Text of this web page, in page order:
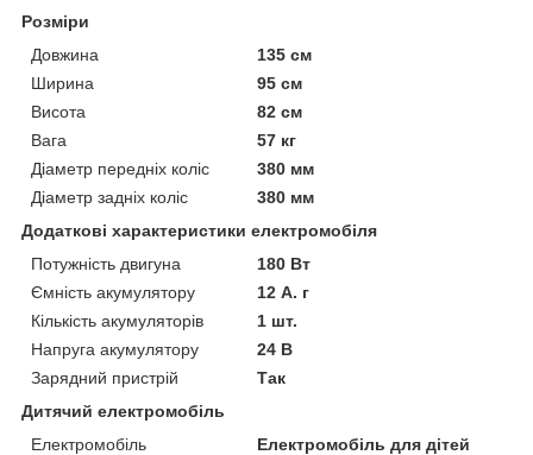
Розміри
Довжина
135 см
Ширина
95 см
Висота
82 см
Вага
57 кг
Діаметр передніх коліс
380 мм
Діаметр задніх коліс
380 мм
Додаткові характеристики електромобіля
Потужність двигуна
180 Вт
Ємність акумулятору
12 А. г
Кількість акумуляторів
1 шт.
Напруга акумулятору
24 В
Зарядний пристрій
Так
Дитячий електромобіль
Електромобіль
Електромобіль для дітей